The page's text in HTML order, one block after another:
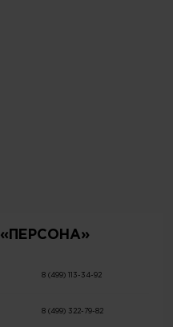
«ПЕРСОНА»
8 (499) 113-34-92
8 (499) 322-79-82